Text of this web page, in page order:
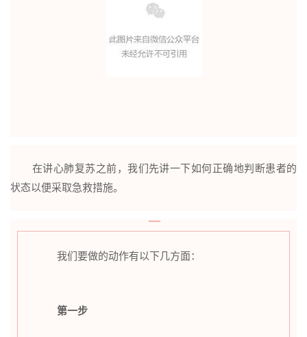
在讲心肺复苏之前，我们先讲一下如何正确地判断患者的
状态以便采取急救措施。
我们要做的动作有以下几方面：
第一步